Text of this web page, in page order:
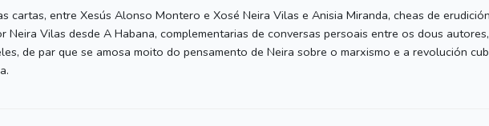
cartas, entre Xesús Alonso Montero e Xosé Neira Vilas e Anisia Miranda, cheas de
Neira Vilas desde A Habana, complementarias de conversas persoais entre os dous
de par que se amosa moito do pensamento de Neira sobre o marxismo e a revolución